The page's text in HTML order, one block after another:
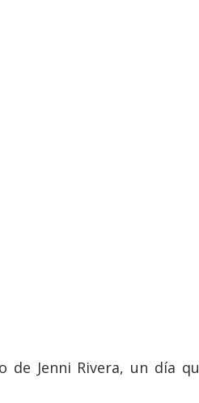
Jenni Rivera, un día